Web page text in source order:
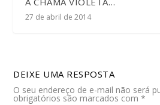
27 de abril de 2014
DEIXE UMA RESPOSTA
O seu endereço de e-mail não será
obrigatórios são marcados com*